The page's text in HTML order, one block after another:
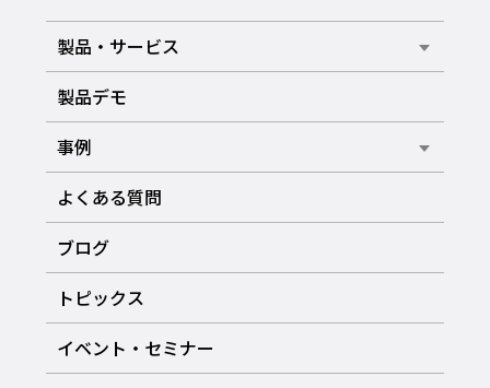
製品・サービス
製品デモ
事例
よくある質問
ブログ
トピックス
イベント・セミナー